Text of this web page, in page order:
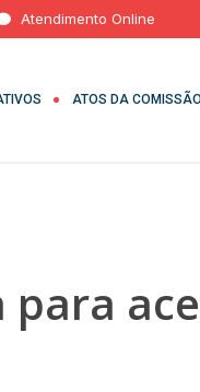
Atendimento Online
ATOS DA